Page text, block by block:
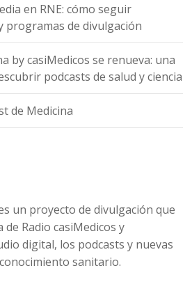
en RNE: cómo seguir
programas de divulgación
by casiMedicos se renueva: una
podcasts de salud y ciencia
de Medicina
un proyecto de divulgación que
de Radio casiMedicos y
digital, los podcasts y nuevas
sanitario.